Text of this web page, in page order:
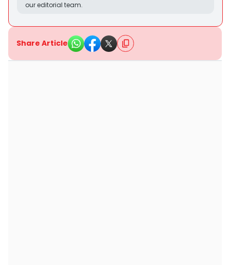
our editorial team.
Share Article